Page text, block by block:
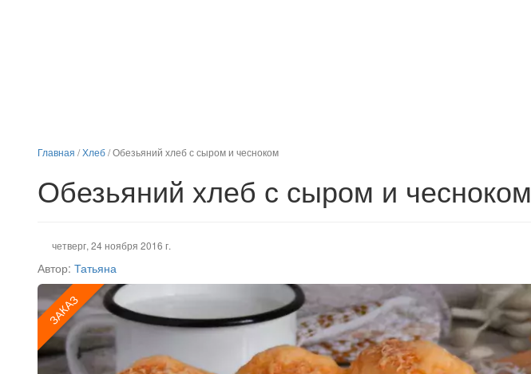
Главная /Хлеб/Обезьяний хлеб с сыром и чесноком
Обезьяний хлеб с сыром и чесноком
четверг, 24 ноября 2016 г.
Автор: Татьяна
ЗАКАЗ